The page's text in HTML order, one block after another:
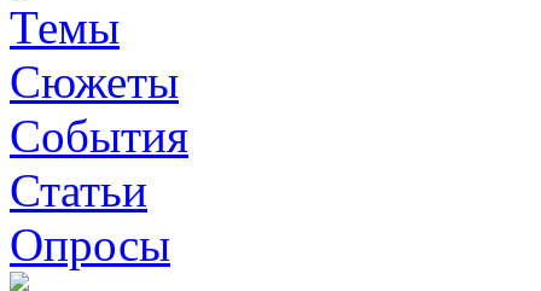
Темы
Сюжеты
События
Статьи
Опросы